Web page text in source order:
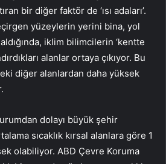
bir diğer faktör de ‘ısı adaları’.
yüzeylerin yerini bina, yol
iklim bilimcilerin ‘kentte
alanlar ortaya çıkıyor. Bu
diğer alanlardan daha yüksek
dolayı büyük şehir
sıcaklık kırsal alanlara göre 1
olabiliyor. ABD Çevre Koruma